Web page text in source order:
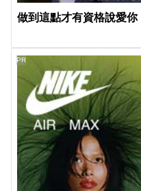
做到這點才有資格說愛你
PR